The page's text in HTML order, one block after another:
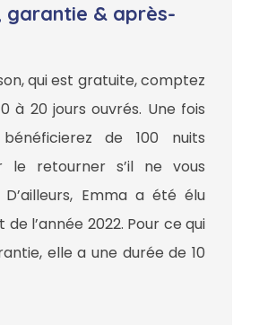
garantie & après-
qui est gratuite, comptez
à 20 jours ouvrés. Une fois
de 100 nuits
le retourner s’il ne vous
Emma a été élu
l’année 2022. Pour ce qui
elle a une durée de 10